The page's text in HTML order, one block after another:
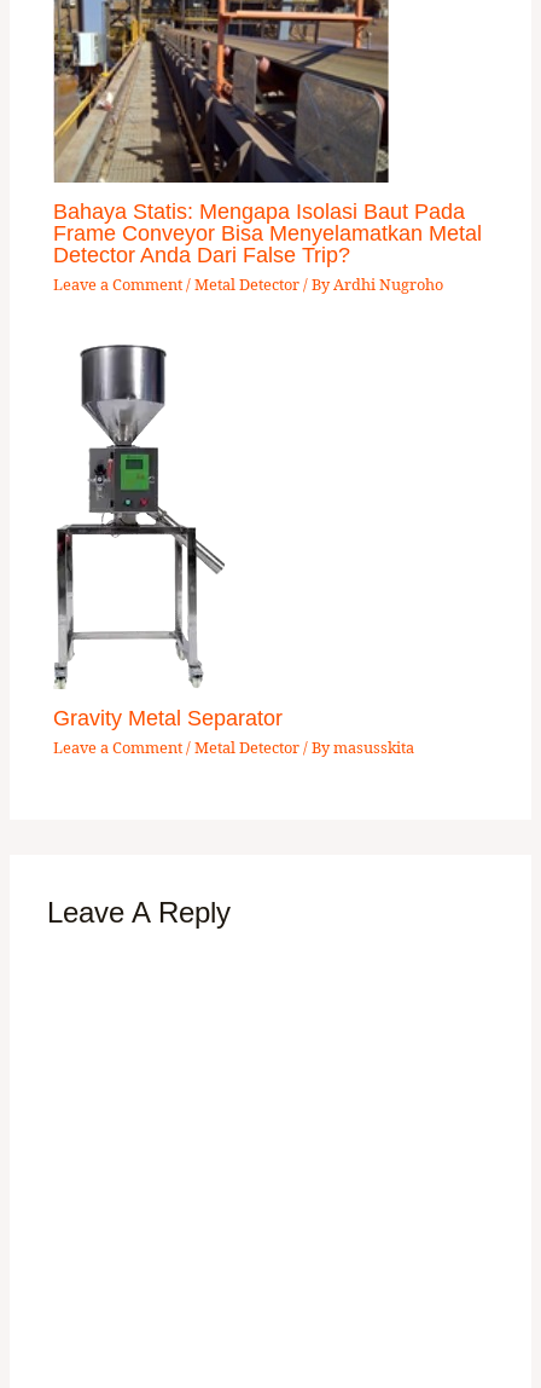
Bahaya Statis: Mengapa Isolasi Baut Pada
Frame Conveyor Bisa Menyelamatkan Metal
Detector Anda Dari False Trip?
Leave a Comment/Metal Detector/ ByArdhi Nugroho
Gravity Metal Separator
Leave a Comment/Metal Detector/ Bymasusskita
Leave A Reply